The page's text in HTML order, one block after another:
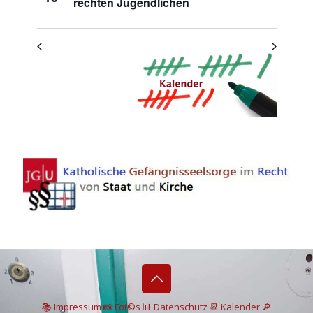
📚 Impressum📸Fot©s 📊 Datenschutz 📆 Kalender 🔎